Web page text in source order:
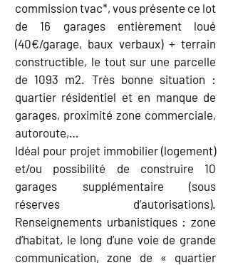
commission tvac*, vous présente ce lot
de 16 garages entièrement loué
(40€/garage, baux verbaux) + terrain
constructible, le tout sur une parcelle
de 1093 m2. Très bonne situation :
quartier résidentiel et en manque de
garages, proximité zone commerciale,
autoroute,…
Idéal pour projet immobilier (logement)
et/ou possibilité de construire 10
garages supplémentaire (sous
réserves d’autorisations).
Renseignements urbanistiques : zone
d’habitat, le long d’une voie de grande
communication, zone de « quartier